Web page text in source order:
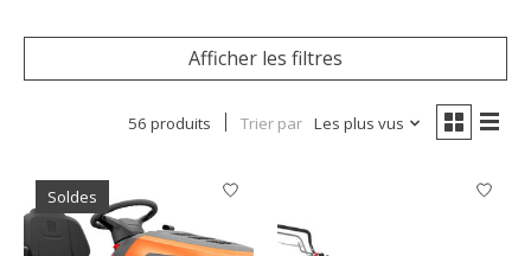
Afficher les filtres
56 produits Trier par Les plus vus
Soldes